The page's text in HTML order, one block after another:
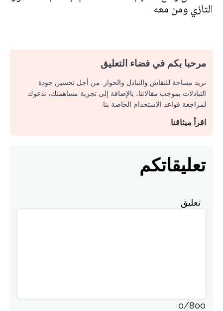
التازي ومن معه
مرحبا بكم في فضاء التعليق
نريد مساحة للنقاش والتبادل والحوار. من أجل تحسين جودة
التبادلات بموجب مقالاتنا، بالإضافة إلى تجربة مساهمتك، ندعوك
لمراجعة قواعد الاستخدام الخاصة بنا.
اقرأ ميثاقنا
تعليقاتكم
تعليق
0/800